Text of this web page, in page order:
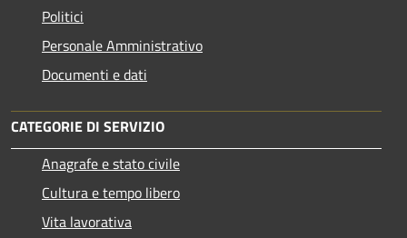
Politici
Personale Amministrativo
Documenti e dati
CATEGORIE DI SERVIZIO
Anagrafe e stato civile
Cultura e tempo libero
Vita lavorativa